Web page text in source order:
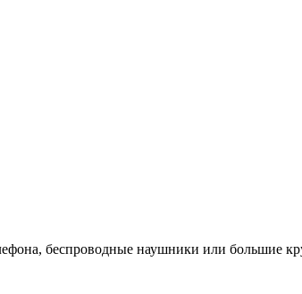
беспроводные наушники или большие